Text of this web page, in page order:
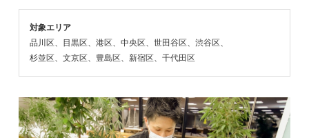
対象エリア
品川区、目黒区、港区、中央区、世田谷区、渋谷区、
杉並区、文京区、豊島区、新宿区、千代田区